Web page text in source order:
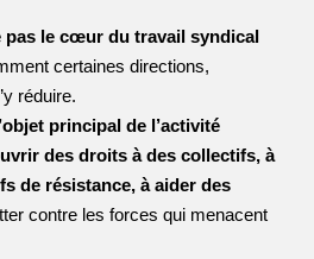
pas le cœur du travail syndical
certaines directions,
réduire.
principal de l’activité
des droits à des collectifs, à
de résistance, à aider des
contre les forces qui menacent